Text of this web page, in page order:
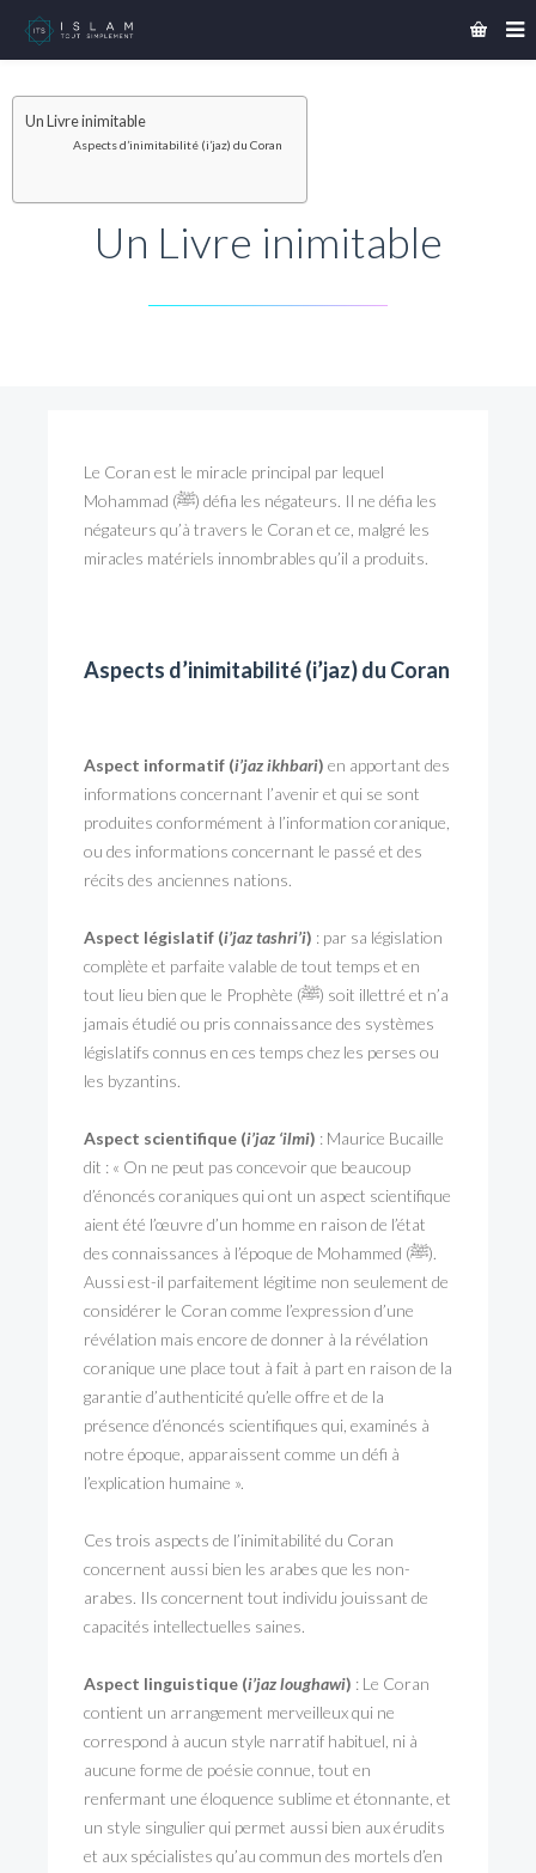
Un Livre inimitable
Aspects d’inimitabilité (i’jaz) du Coran
Un Livre inimitable
Le Coran est le miracle principal par lequel
Mohammad (ﷺ) défia les négateurs. Il ne défia les
négateurs qu’à travers le Coran et ce, malgré les
miracles matériels innombrables qu’il a produits.
Aspects d’inimitabilité (i’jaz) du Coran
Aspect informatif (i’jaz ikhbari) en apportant des
informations concernant l’avenir et qui se sont
produites conformément à l’information coranique,
ou des informations concernant le passé et des
récits des anciennes nations.
Aspect législatif (i’jaz tashri’i) : par sa législation
complète et parfaite valable de tout temps et en
tout lieu bien que le Prophète (ﷺ) soit illettré et n’a
jamais étudié ou pris connaissance des systèmes
législatifs connus en ces temps chez les perses ou
les byzantins.
Aspect scientifique (i’jaz ‘ilmi) : Maurice Bucaille
dit : « On ne peut pas concevoir que beaucoup
d’énoncés coraniques qui ont un aspect scientifique
aient été l’œuvre d’un homme en raison de l’état
des connaissances à l’époque de Mohammed (ﷺ).
Aussi est-il parfaitement légitime non seulement de
considérer le Coran comme l’expression d’une
révélation mais encore de donner à la révélation
coranique une place tout à fait à part en raison de la
garantie d’authenticité qu’elle offre et de la
présence d’énoncés scientifiques qui, examinés à
notre époque, apparaissent comme un défi à
l’explication humaine ».
Ces trois aspects de l’inimitabilité du Coran
concernent aussi bien les arabes que les non-
arabes. Ils concernent tout individu jouissant de
capacités intellectuelles saines.
Aspect linguistique (i’jaz loughawi) : Le Coran
contient un arrangement merveilleux qui ne
correspond à aucun style narratif habituel, ni à
aucune forme de poésie connue, tout en
renfermant une éloquence sublime et étonnante, et
un style singulier qui permet aussi bien aux érudits
et aux spécialistes qu’au commun des mortels d’en